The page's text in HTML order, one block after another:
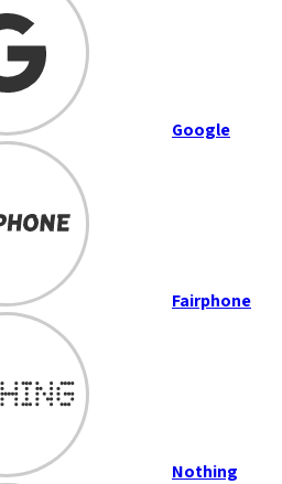
Google
Fairphone
Nothing